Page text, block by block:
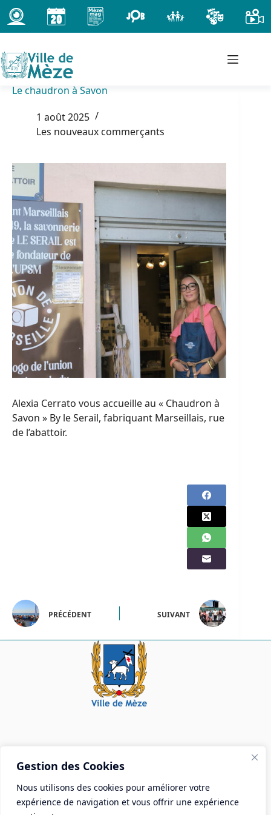
Gestion des Cookies
Nous utilisons des cookies pour améliorer votre
expérience de navigation et vous offrir une expérience
Passer
au
contenu
Le chaudron à Savon
1 août 2025
Les nouveaux commerçants
Alexia Cerrato vous accueille au « Chaudron à
Savon » By le Serail, fabriquant Marseillais, rue
de l’abattoir.
PRÉCÉDENT SUIVANT
Mairie de Mèze
Place Aristide Briand - BP 28 34140 Mèze
Tél :04 67 18 30 30